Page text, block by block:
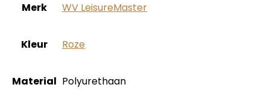
Merk ‎WV LeisureMaster
Kleur ‎Roze
Material ‎Polyurethaan